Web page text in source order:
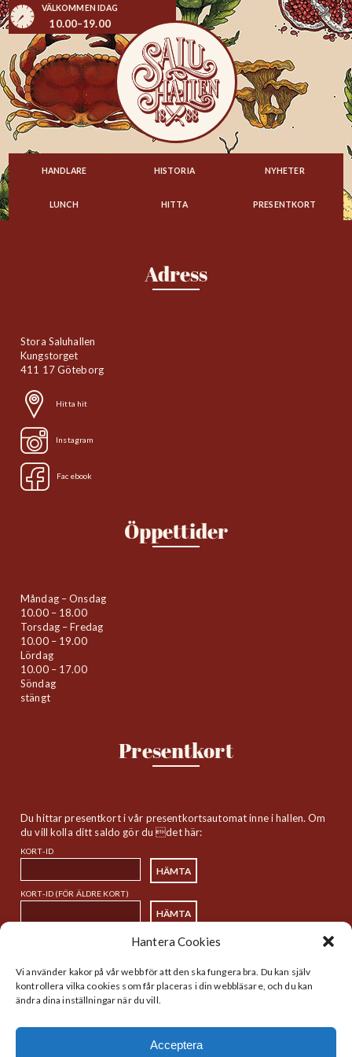
Hantera Cookies
Vi använder kakor på vår webb för att den ska fungera bra. Du kan själv
kontrollera vilka cookies som får placeras i din webbläsare, och du kan
ändra dina inställningar när du vill.
Acceptera
VÄLKOMMEN IDAG
10.00–19.00
HANDLARE HISTORIA NYHETER
LUNCH HITTA PRESENTKORT
Adress
Stora Saluhallen
Kungstorget
411 17 Göteborg
Hitta hit
Instagram
Facebook
Öppettider
Måndag – Onsdag
10.00 – 18.00
Torsdag – Fredag
10.00 – 19.00
Lördag
10.00 – 17.00
Söndag
stängt
Presentkort
Du hittar presentkort i vår presentkortsautomat inne i hallen. Om
du vill kolla ditt saldo gör du det här:
KORT-ID
KORT-ID (FÖR ÄLDRE KORT)
Sitemap
Startsida
Handlare
Lunch